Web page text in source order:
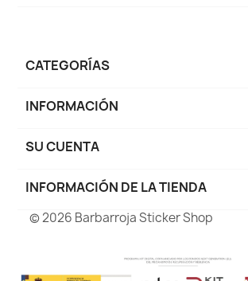
CATEGORÍAS
INFORMACIÓN
SU CUENTA
INFORMACIÓN DE LA TIENDA
© 2026 Barbarroja Sticker Shop